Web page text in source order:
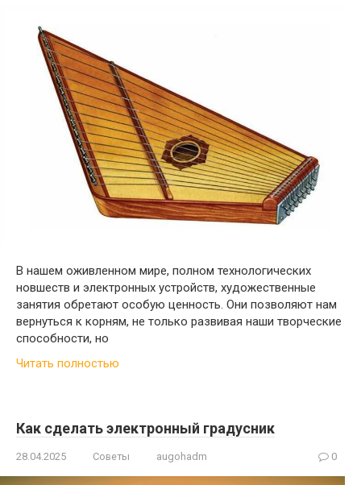
В нашем оживленном мире, полном технологических
новшеств и электронных устройств, художественные
занятия обретают особую ценность. Они позволяют нам
вернуться к корням, не только развивая наши творческие
способности, но
Читать полностью
Как сделать электронный градусник
28.04.2025 Советы augohadm 0